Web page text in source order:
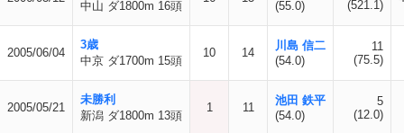
中山 ダ1800m 16頭
(55.0)
(521.1)
2005/06/04
3歳
中京 ダ1700m 15頭
10 14
川島 信二
(54.0)
11
(75.5)
2005/05/21
未勝利
新潟 ダ1800m 13頭
1 11
池田 鉄平
(54.0)
5
(12.0)